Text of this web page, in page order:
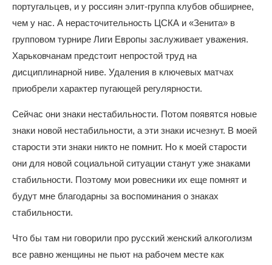
португальцев, и у россиян элит-группа клубов обширнее,
чем у нас. А нерасточительность ЦСКА и «Зенита» в
групповом турнире Лиги Европы заслуживает уважения.
Харьковчанам предстоит непростой труд на
дисциплинарной ниве. Удаления в ключевых матчах
приобрели характер пугающей регулярности.
Сейчас они знаки нестабильности. Потом появятся новые
знаки новой нестабильности, а эти знаки исчезнут. В моей
старости эти знаки никто не помнит. Но к моей старости
они для новой социальной ситуации станут уже знаками
стабильности. Поэтому мои ровесники их еще помнят и
будут мне благодарны за воспоминания о знаках
стабильности.
Что бы там ни говорили про русский женский алкоголизм
все равно женщины не пьют на рабочем месте как